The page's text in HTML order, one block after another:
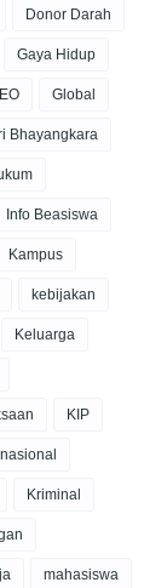
Donor Darah
Gaya Hidup
Global
Bhayangkara
Info Beasiswa
Kampus
kebijakan
Keluarga
KIP
Kriminal
mahasiswa